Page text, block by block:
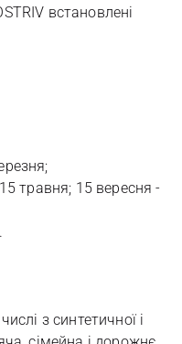
встановлені
травня; 15 вересня -
з синтетичної і